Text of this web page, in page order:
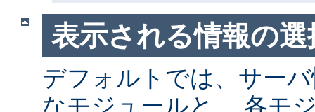
表示される情報の選
デフォルトでは、サー
なモジュールと、 各モ